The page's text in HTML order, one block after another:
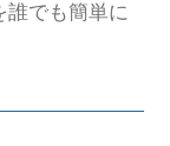
誰でも簡単に